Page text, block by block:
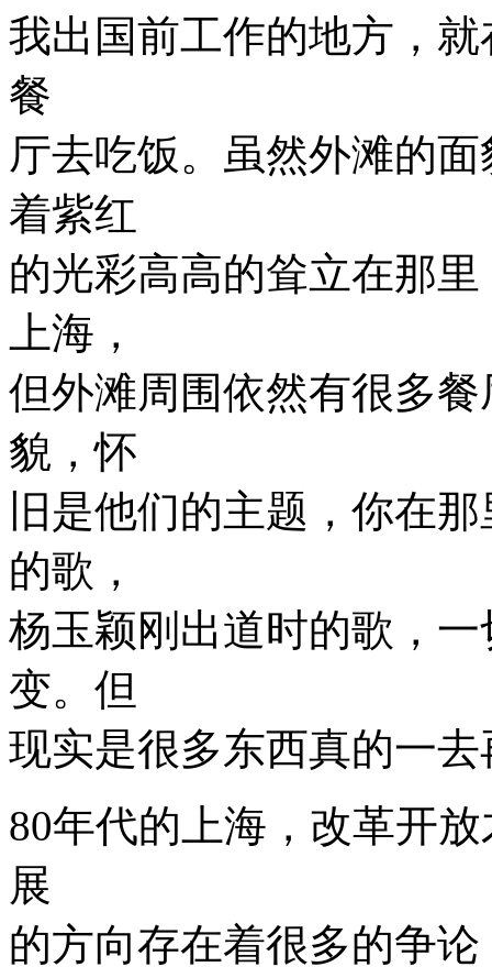
我出国前工作的地方，
餐
厅去吃饭。虽然外滩的
着紫红
的光彩高高的耸立在那
上海，
但外滩周围依然有很多
貌，怀
旧是他们的主题，你在
的歌，
杨玉颖刚出道时的歌，
变。但
现实是很多东西真的一
80年代的上海，改革开
展
的方向存在着很多的争